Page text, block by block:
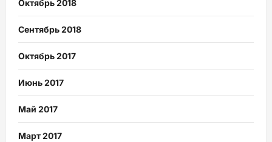
Октябрь 2018
Сентябрь 2018
Октябрь 2017
Июнь 2017
Май 2017
Март 2017